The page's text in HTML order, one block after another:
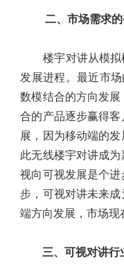
二、市场需求
楼宇对讲从模拟机
发展进程。最近市
数模结合的方向发
合的产品逐步赢得
展，因为移动端的
此无线楼宇对讲成
视向可视发展是个
步，可视对讲未来
端方向发展，市场现
三、可视对讲行